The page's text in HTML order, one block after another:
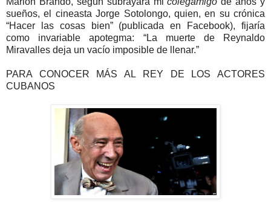
sueños, el cineasta Jorge Sotolongo, quien, en su crónica
“Hacer las cosas bien” (publicada en Facebook), fijaría
como invariable apotegma: “La muerte de Reynaldo
Miravalles deja un vacío imposible de llenar.”
PARA CONOCER MÁS AL REY DE LOS ACTORES
CUBANOS